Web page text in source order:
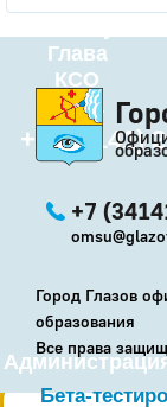
Глава
КСО
Дума
+7 (34141)
Бета-
+7
Город Глазов
образования
Все права